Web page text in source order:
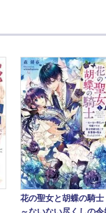
花の聖女と胡蝶の騎士